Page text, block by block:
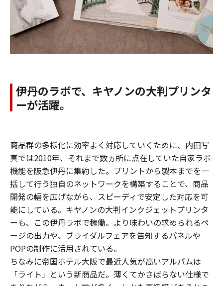
伊丹のラボで、キヤノンの大判プリンタ
ーが活躍。
商品群の多様化に効率よく対応していくために、内田写
真では2010年、それまで数ヵ所に点在していた自家ラボ
機能を阪急伊丹に集約した。プリントから製本までを一
括して行う独自のネットワークを構築することで、商品
開発の幅を広げながら、スピーディで安定した対応を可
能にしている。キヤノンの大判インクジェットプリンタ
ーも、この伊丹ラボで稼働。より味わいの求められるペ
ージの出力や、ブライダルフェアを告知するパネルや
POPの制作に活用されている。
ちなみに帝国ホテル大阪で最近人気が高いアルバムは
「ライト」という新商品だ。薄くてかさばらない仕様で